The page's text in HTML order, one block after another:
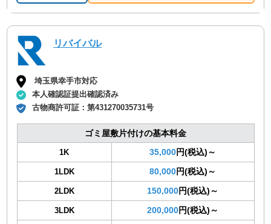
リバイバル
埼玉県幸手市対応
本人確認証提出確認済み
古物商許可証：第431270035731号
ゴミ屋敷片付けの基本料金
1K 35,000円(税込)～
1LDK 80,000円(税込)～
2LDK 150,000円(税込)～
3LDK 200,000円(税込)～